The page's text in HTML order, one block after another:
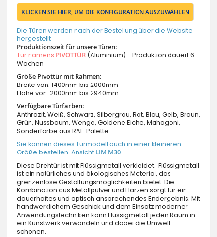
KLICKEN SIE HIER, UM DIE KONFIGURATION AUSZUWÄHLEN
Die Türen werden nach der Bestellung über die Website
hergestellt
Produktionszeit für unsere Türen:
Tür namens PIVOTTÜR (Aluminium) - Produktion dauert 6
Wochen
Größe Pivottür mit Rahmen:
Breite von: 1400mm bis 2000mm
Höhe von: 2000mm bis 2940mm
Verfügbare Türfarben:
Anthrazit, Weiß, Schwarz, Silbergrau, Rot, Blau, Gelb, Braun,
Grün, Nussbaum, Wenge, Goldene Eiche, Mahagoni,
Sonderfarbe aus RAL-Palette
Sie können dieses Türmodell auch in einer kleineren
Größe bestellen. Ansicht LIM M30
Diese Drehtür ist mit Flüssigmetall verkleidet. Flüssigmetall
ist ein natürliches und ökologisches Material, das
grenzenlose Gestaltungsmöglichkeiten bietet. Die
Kombination aus Metallpulver und Harzen sorgt für ein
dauerhaftes und optisch ansprechendes Endergebnis. Mit
handwerklichem Geschick und dem Einsatz moderner
Anwendungstechniken kann Flüssigmetall jeden Raum in
ein Kunstwerk verwandeln und dabei die Umwelt
schonen.